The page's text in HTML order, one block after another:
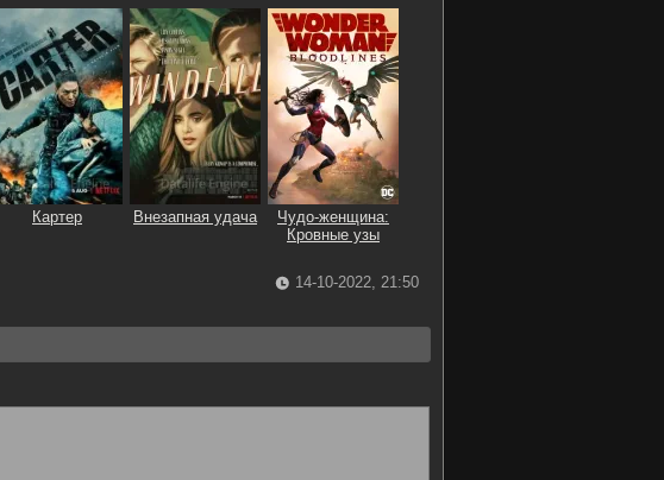
Картер Внезапная удача
Чудо-женщина:
Кровные узы
14-10-2022, 21:50